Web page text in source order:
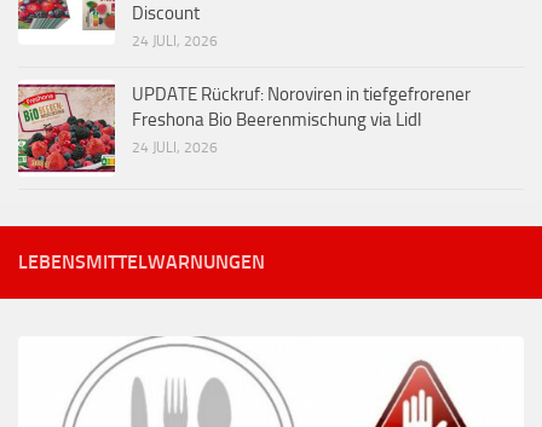
Discount
24 JULI, 2026
UPDATE Rückruf: Noroviren in tiefgefrorener
Freshona Bio Beerenmischung via Lidl
24 JULI, 2026
LEBENSMITTELWARNUNGEN